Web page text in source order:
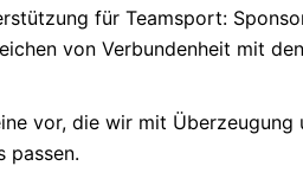
für Teamsport:
von Verbundenheit mit
vor, die wir mit Überzeugung
passen.